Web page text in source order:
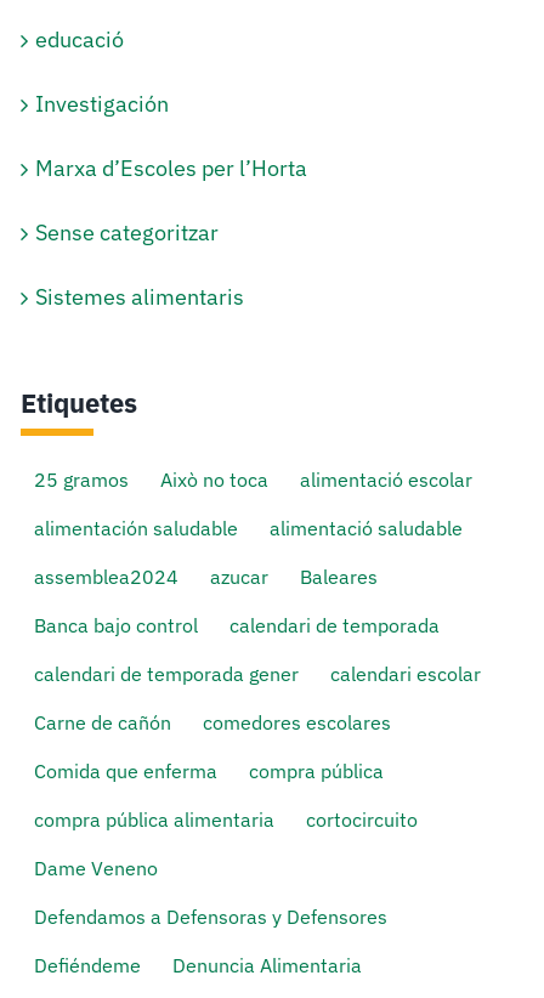
educació
Investigación
Marxa d’Escoles per l’Horta
Sense categoritzar
Sistemes alimentaris
Etiquetes
25 gramos Això no toca
alimentació escolar
alimentación saludable
alimentació saludable
assemblea2024
azucar
Baleares
Banca bajo control
calendari de temporada
calendari de temporada gener
calendari escolar
Carne de cañón
comedores escolares
Comida que enferma
compra pública
compra pública alimentaria
cortocircuito
Dame Veneno
Defendamos a Defensoras y Defensores
Defiéndeme
Denuncia Alimentaria